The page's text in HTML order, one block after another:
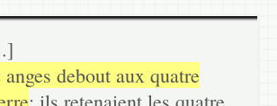
debout aux quatre